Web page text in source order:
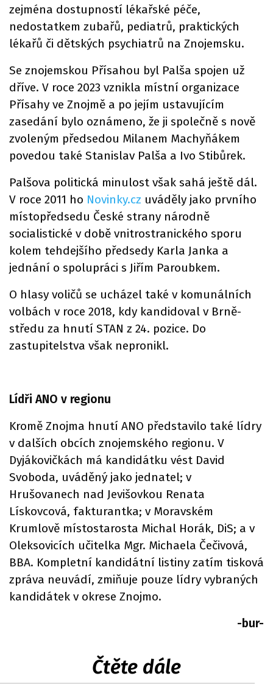
zejména dostupností lékařské péče,
nedostatkem zubařů, pediatrů, praktických
lékařů či dětských psychiatrů na Znojemsku.
Se znojemskou Přísahou byl Palša spojen už
dříve. V roce 2023 vznikla místní organizace
Přísahy ve Znojmě a po jejím ustavujícím
zasedání bylo oznámeno, že ji společně s nově
zvoleným předsedou Milanem Machyňákem
povedou také Stanislav Palša a Ivo Stibůrek.
Palšova politická minulost však sahá ještě dál.
V roce 2011 ho Novinky.cz uváděly jako prvního
místopředsedu České strany národně
socialistické v době vnitrostranického sporu
kolem tehdejšího předsedy Karla Janka a
jednání o spolupráci s Jiřím Paroubkem.
O hlasy voličů se ucházel také v komunálních
volbách v roce 2018, kdy kandidoval v Brně-
středu za hnutí STAN z 24. pozice. Do
zastupitelstva však nepronikl.
Lídři ANO v regionu
Kromě Znojma hnutí ANO představilo také lídry
v dalších obcích znojemského regionu. V
Dyjákovičkách má kandidátku vést David
Svoboda, uváděný jako jednatel; v
Hrušovanech nad Jevišovkou Renata
Lískovcová, fakturantka; v Moravském
Krumlově místostarosta Michal Horák, DiS; a v
Oleksovicích učitelka Mgr. Michaela Čečivová,
BBA. Kompletní kandidátní listiny zatím tisková
zpráva neuvádí, zmiňuje pouze lídry vybraných
kandidátek v okrese Znojmo.
-bur-
Čtěte dále